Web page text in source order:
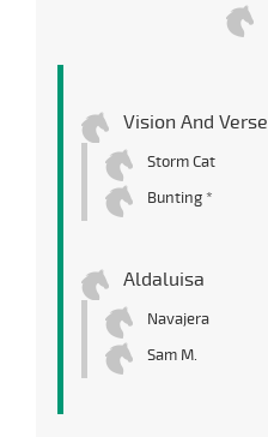
Vision And Verse
Storm Cat
Bunting *
Aldaluisa
Navajera
Sam M.